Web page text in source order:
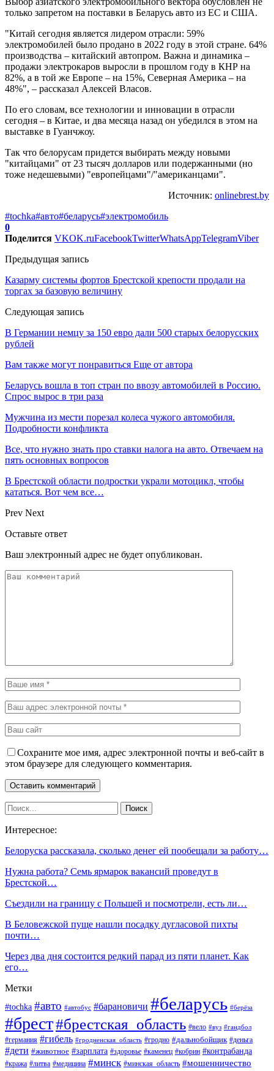
только запретом на поставки в Беларусь авто из ЕС и США.
"Китай сегодня является лидером отрасли: 59%
электромобилей было продано в 2022 году в этой стране. 64%
производства – китайский автопром. Важна и динамика –
продажи электрокаров выросли в прошлом году в КНР на
82%, а в той же Европе – на 15%, Северная Америка – на
48%", – рассказал Алексей Власов.
По его словам, все технологии и инновации в отрасли
сегодня – в Китае, и два месяца назад он убедился в этом на
выставке в Гуанчжоу.
Так что белорусам придется выбирать между новыми
"китайцами" от 23 тысяч долларов или подержанными (но
тоже недешевыми) "европейцами"/"американцами".
Источник: onlinebrest.by
#tochka#авто#беларусь#электромобиль
0
Поделится VKOK.ruFacebookTwitterWhatsAppTelegramViber
Предыдущая запись
Казарму системы фортов Брестской крепости продали на
торгах за базовую величину
Следующая запись
В Германии немцу за 150 евро дали 500 старых белорусских
рублей
Вам также могут понравиться Еще от автора
Беларусь вошла в топ стран по ввозу автомобилей в Россию.
Спрос вырос в три раза
Мужчина из мести порезал колеса чужого автомобиля.
Подробности конфликта
Все, что нужно знать про ставки налога на авто. Отвечаем на
пять основных вопросов
В Брестской области подростки украли мотоцикл, чтобы
кататься. Вот чем все…
Prev Next
Оставьте ответ
Ваш электронный адрес не будет опубликован.
Сохраните мое имя, адрес электронной почты и веб-сайт в
этом браузере для следующего комментария.
Интересное:
Белоруска рассказала, сколько денег ей пообещали за работу…
Нужна работа? Семь ярмарок вакансий проведут в
Брестской…
Съездили на границу с Польшей и посмотрели, есть ли…
В Беловежской пуще нашли посадку дугласовой пихты
почти…
Через два дня состоится редкий парад из пяти планет. Как
его…
Метки
#tochka #авто #автобус #барановичи #беларусь #берёза
#брест#брестская_область #вело #вуз #гандбол
#германия #гибель #гродненская_область #гродно #дальнобойщик #деньга
#дети #животное #зарплата #здоровье #каменец #кобрин #контрабанда
#кража #литва #медицина #минск #минская_область #мошенничество